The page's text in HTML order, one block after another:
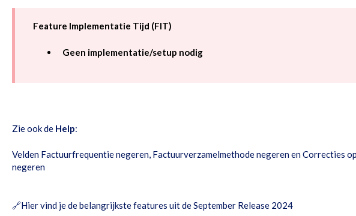
Feature Implementatie Tijd (FIT)
Geen implementatie/setup nodig
Zie ook de Help:
Velden Factuurfrequentie negeren, Factuurverzamelmethode negeren en Correcties
negeren
🔗Hier vind je de belangrijkste features uit de September Release 2024